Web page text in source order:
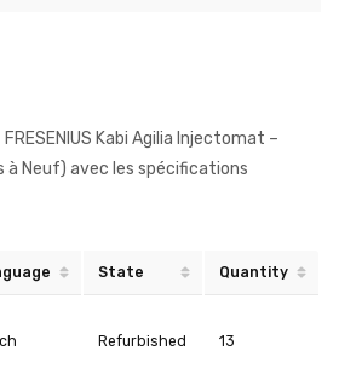
Kabi Agilia Injectomat –
à Neuf) avec les spécifications
State Quantity
Refurbished 13